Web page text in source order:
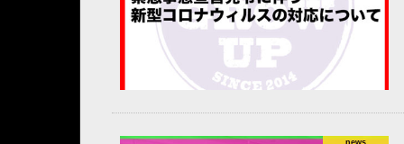
news